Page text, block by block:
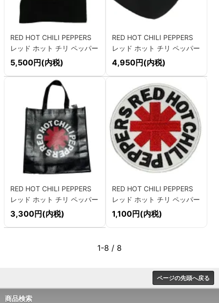
RED HOT CHILI PEPPERS
レッド ホット チリ ペッパー
ズ
BLOOD,SUGAR,SEX,MAGIK
5,500円(内税)
RED HOT CHILI PEPPERS
レッド ホット チリ ペッパー
ズ ASTERISK メッシュキャ
ップ
4,950円(内税)
RED HOT CHILI PEPPERS
レッド ホット チリ ペッパー
ズ CLASSIC ASTERISK エコ
バッグ
3,300円(内税)
RED HOT CHILI PEPPERS
レッド ホット チリ ペッパー
ズ ASTERISK ワッペン
1,100円(内税)
1-8 / 8
ページの先頭へ戻る
商品検索